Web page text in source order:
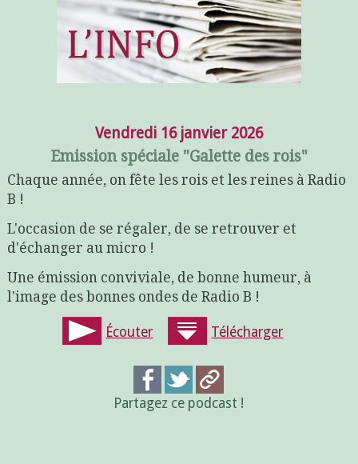
Vendredi 16 janvier 2026
Emission spéciale "Galette des rois"
Chaque année, on fête les rois et les reines à Radio
B !
L'occasion de se régaler, de se retrouver et
d'échanger au micro !
Une émission conviviale, de bonne humeur, à
l'image des bonnes ondes de Radio B !
Écouter Télécharger
Partagez ce podcast !